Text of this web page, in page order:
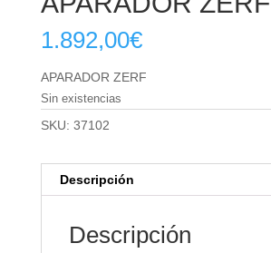
1.892,00€
APARADOR ZERF
Sin existencias
SKU: 37102
Descripción
Descripción